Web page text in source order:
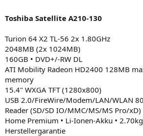
Toshiba Satellite A210-130
Turion 64 X2 TL-56 2x 1.80GHz
2048MB (2x 1024MB)
160GB • DVD+/-RW DL
ATI Mobility Radeon HD2400 128MB
memory
15.4" WXGA TFT (1280x800)
USB 2.0/FireWire/Modem/LAN/WLAN
Reader (SD/SD IO/MMC/MS/MS Pro/
Home Premium • Li-Ionen-Akku •
Herstellergarantie